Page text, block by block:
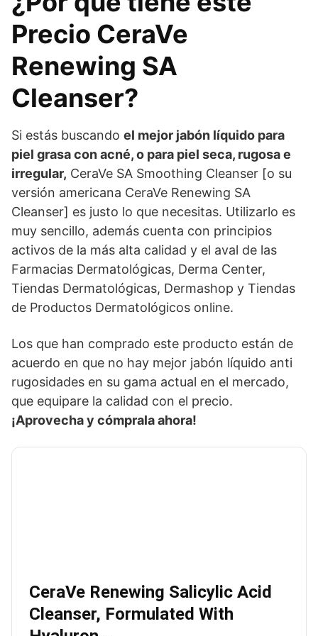
Precio CeraVe
Renewing SA
Cleanser?
Si estás buscando el mejor jabón líquido para
piel grasa con acné, o para piel seca, rugosa e
irregular, CeraVe SA Smoothing Cleanser [o su
versión americana CeraVe Renewing SA
Cleanser] es justo lo que necesitas. Utilizarlo es
muy sencillo, además cuenta con principios
activos de la más alta calidad y el aval de las
Farmacias Dermatológicas, Derma Center,
Tiendas Dermatológicas, Dermashop y Tiendas
de Productos Dermatológicos online.
Los que han comprado este producto están de
acuerdo en que no hay mejor jabón líquido anti
rugosidades en su gama actual en el mercado,
que equipare la calidad con el precio.
¡Aprovecha y cómprala ahora!
CeraVe Renewing Salicylic Acid
Cleanser, Formulated With